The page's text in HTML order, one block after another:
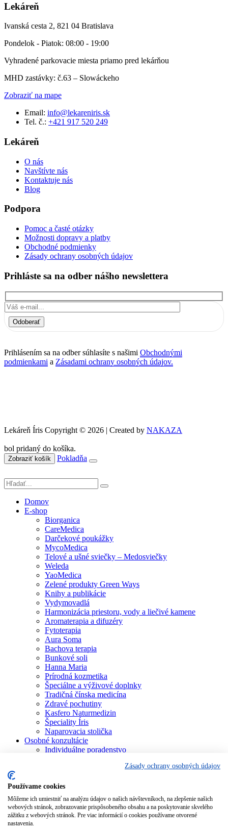
Lekáreň
Ivanská cesta 2, 821 04 Bratislava
Pondelok - Piatok: 08:00 - 19:00
Vyhradené parkovacie miesta priamo pred lekárňou
MHD zastávky: č.63 – Slowáckeho
Zobraziť na mape
Email: info@lekareniris.sk
Tel. č.: +421 917 520 249
Lekáreň
O nás
Navštívte nás
Kontaktuje nás
Blog
Podpora
Pomoc a časté otázky
Možnosti dopravy a platby
Obchodné podmienky
Zásady ochrany osobných údajov
Prihláste sa na odber nášho newslettera
Odoberať
Prihlásením sa na odber súhlasíte s našimi Obchodnými
podmienkami a Zásadami ochrany osobných údajov.
Lekáreň Íris Copyright © 2026 | Created by NAKAZA
bol pridaný do košíka.
Zobraziť košík Pokladňa
Domov
E-shop
Biorganica
CareMedica
Darčekové poukážky
MycoMedica
Telové a ušné sviečky – Medosviečky
Weleda
YaoMedica
Zelené produkty Green Ways
Knihy a publikácie
Vydymovadlá
Harmonizácia priestoru, vody a liečivé kamene
Aromaterapia a difuzéry
Fytoterapia
Aura Soma
Bachova terapia
Bunkové soli
Hanna Maria
Prírodná kozmetika
Špeciálne a výživové doplnky
Tradičná čínska medicína
Zdravé pochutiny
Kasfero Naturmedizin
Špeciality Íris
Naparovacia stolička
Osobné konzultácie
Individuálne poradenstvo
Aromaterapia
Homeopatia
Individuálna a partnerská numerológia
Numerológia – kľúč života
Zásady ochrany osobných údajov
Používame cookies
Môžeme ich umiestniť na analýzu údajov o našich návštevníkoch, na zlepšenie našich
webových stránok, zobrazovanie prispôsobeného obsahu a na poskytovanie skvelého
zážitku z webových stránok. Pre viac informácií o cookies používame otvorené
nastavenia.